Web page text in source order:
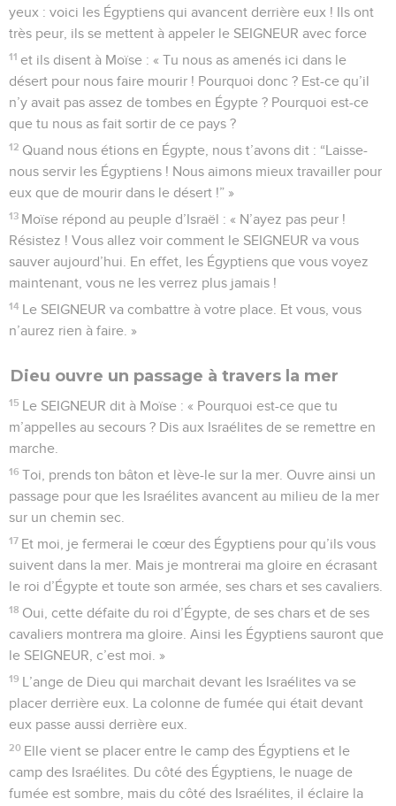
yeux : voici les Égyptiens qui avancent derrière eux ! Ils ont
très peur, ils se mettent à appeler le SEIGNEUR avec force
11 et ils disent à Moïse : « Tu nous as amenés ici dans le
désert pour nous faire mourir ! Pourquoi donc ? Est-ce qu’il
n’y avait pas assez de tombes en Égypte ? Pourquoi est-ce
que tu nous as fait sortir de ce pays ?
12 Quand nous étions en Égypte, nous t’avons dit : “Laisse-
nous servir les Égyptiens ! Nous aimons mieux travailler pour
eux que de mourir dans le désert !” »
13 Moïse répond au peuple d’Israël : « N’ayez pas peur !
Résistez ! Vous allez voir comment le SEIGNEUR va vous
sauver aujourd’hui. En effet, les Égyptiens que vous voyez
maintenant, vous ne les verrez plus jamais !
14 Le SEIGNEUR va combattre à votre place. Et vous, vous
n’aurez rien à faire. »
Dieu ouvre un passage à travers la mer
15 Le SEIGNEUR dit à Moïse : « Pourquoi est-ce que tu
m’appelles au secours ? Dis aux Israélites de se remettre en
marche.
16 Toi, prends ton bâton et lève-le sur la mer. Ouvre ainsi un
passage pour que les Israélites avancent au milieu de la mer
sur un chemin sec.
17 Et moi, je fermerai le cœur des Égyptiens pour qu’ils vous
suivent dans la mer. Mais je montrerai ma gloire en écrasant
le roi d’Égypte et toute son armée, ses chars et ses cavaliers.
18 Oui, cette défaite du roi d’Égypte, de ses chars et de ses
cavaliers montrera ma gloire. Ainsi les Égyptiens sauront que
le SEIGNEUR, c’est moi. »
19 L’ange de Dieu qui marchait devant les Israélites va se
placer derrière eux. La colonne de fumée qui était devant
eux passe aussi derrière eux.
20 Elle vient se placer entre le camp des Égyptiens et le
camp des Israélites. Du côté des Égyptiens, le nuage de
fumée est sombre, mais du côté des Israélites, il éclaire la